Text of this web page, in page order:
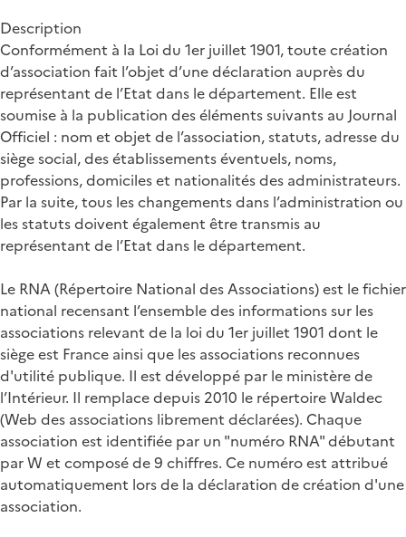
Description
Conformément à la Loi du 1er juillet 1901, toute création
d’association fait l’objet d’une déclaration auprès du
représentant de l’Etat dans le département. Elle est
soumise à la publication des éléments suivants au Journal
Officiel : nom et objet de l’association, statuts, adresse du
siège social, des établissements éventuels, noms,
professions, domiciles et nationalités des administrateurs.
Par la suite, tous les changements dans l’administration ou
les statuts doivent également être transmis au
représentant de l’Etat dans le département.
Le RNA (Répertoire National des Associations) est le fichier
national recensant l’ensemble des informations sur les
associations relevant de la loi du 1er juillet 1901 dont le
siège est France ainsi que les associations reconnues
d'utilité publique. Il est développé par le ministère de
l’Intérieur. Il remplace depuis 2010 le répertoire Waldec
(Web des associations librement déclarées). Chaque
association est identifiée par un "numéro RNA" débutant
par W et composé de 9 chiffres. Ce numéro est attribué
automatiquement lors de la déclaration de création d'une
association.